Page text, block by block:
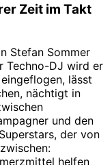
Zeit im Takt
Stefan Sommer
Techno-DJ wird er
lässt
nächtigt in
und den
der von
helfen